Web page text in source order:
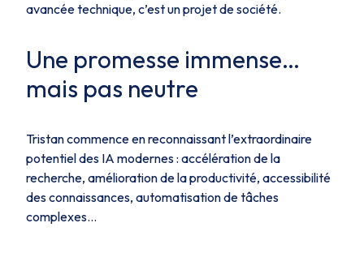
avancée technique, c’est un projet de société.
Une promesse immense…
mais pas neutre
Tristan commence en reconnaissant l’extraordinaire
potentiel des IA modernes : accélération de la
recherche, amélioration de la productivité, accessibilité
des connaissances, automatisation de tâches
complexes…